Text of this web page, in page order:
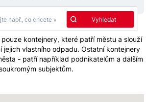
kontejnery, které patří městu a slouží
jejich vlastního odpadu. Ostatní kontejnery
- patří například podnikatelům a dalším
subjektům.